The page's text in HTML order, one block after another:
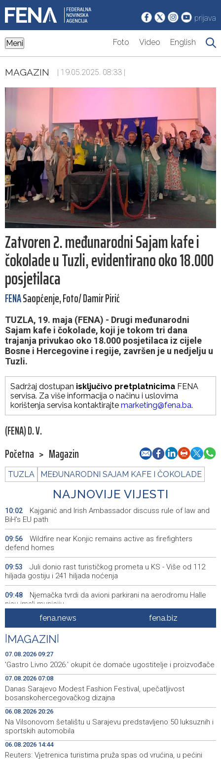
prijava
Meni Foto Video English
MAGAZIN | 19.05.2025. 08:33 |
Zatvoren 2. međunarodni Sajam kafe i
čokolade u Tuzli, evidentirano oko 18.000
posjetilaca
FENASaopćenje, Foto/ Damir Pirić
TUZLA, 19. maja (FENA) - Drugi međunarodni
Sajam kafe i čokolade, koji je tokom tri dana
trajanja privukao oko 18.000 posjetilaca iz cijele
Bosne i Hercegovine i regije, završen je u nedjelju u
Tuzli.
Sadržaj dostupan isključivo pretplatnicima FENA
servisa. Za više informacija o načinu i uslovima
korištenja servisa kontaktirajte marketing@fena.ba.
(FENA) D. V.
Početna > Magazin
TUZLA MEĐUNARODNI SAJAM KAFE I ČOKOLADE
NAJNOVIJE VIJESTI
10:02
Kajganić and Irish Ambassador discuss rule of law and
BiH's EU path
09:56
Wildfire near Konjic remains active as firefighters
defend homes
09:53
Juli donio rast turističkog prometa u KS - Više od 112
hiljada gostiju i 241 hiljada noćenja
09:48
Njemačka tvrdi da avioni parkirani na aerodromu Halle
nisu imali municiju
U Sarajevu počelo saobraćati 10 novih ISUZU autobusa
09:32 Crnogorska vlada pokazala je da poštuje Hrvatsku
09:31
Bećirović na svečanosti povodom Dana grada
Cazina:Slobodarski narod Krajine nikad i niko nije slomio
09:27
'Gastro Livno 2026.' okupit će domaće ugostitelje i
proizvođače
09:25
Crishock posjetio IDDEEA-u: Zajednička opredijeljenost
za nastavak saradnje
09:25
Kajganić i ambasador Irske o vladavini prava i
evropskom putu BiH
fena.news fena.biz
MAGAZIN
07.08.2026 09:27
'Gastro Livno 2026.' okupit će domaće ugostitelje i proizvođače
07.08.2026 07:08
Danas Sarajevo Modest Fashion Festival, upečatljivost
bosanskohercegovačkog dizajna
06.08.2026 20:26
Na Vilsonovom šetalištu u Sarajevu predstavljeno 50 luksuznih i
sportskih automobila
06.08.2026 14:44
Reuters: Vjetrenica turistima pruža spas od vrućina, u pećini